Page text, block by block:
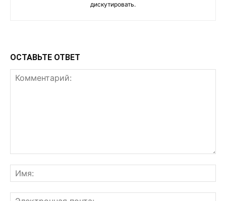
дискутировать.
ОСТАВЬТЕ ОТВЕТ